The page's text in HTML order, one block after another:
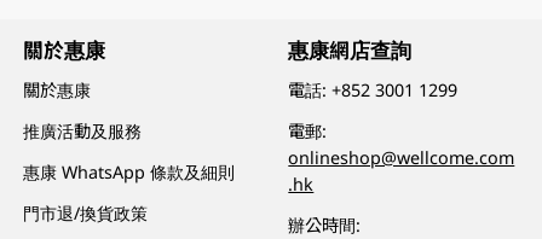
關於惠康
關於惠康
推廣活動及服務
惠康 WhatsApp 條款及細則
門市退/換貨政策
惠康網店查詢
電話:+852 3001 1299
電郵:
onlineshop@wellcome.com
.hk
辦公時間: